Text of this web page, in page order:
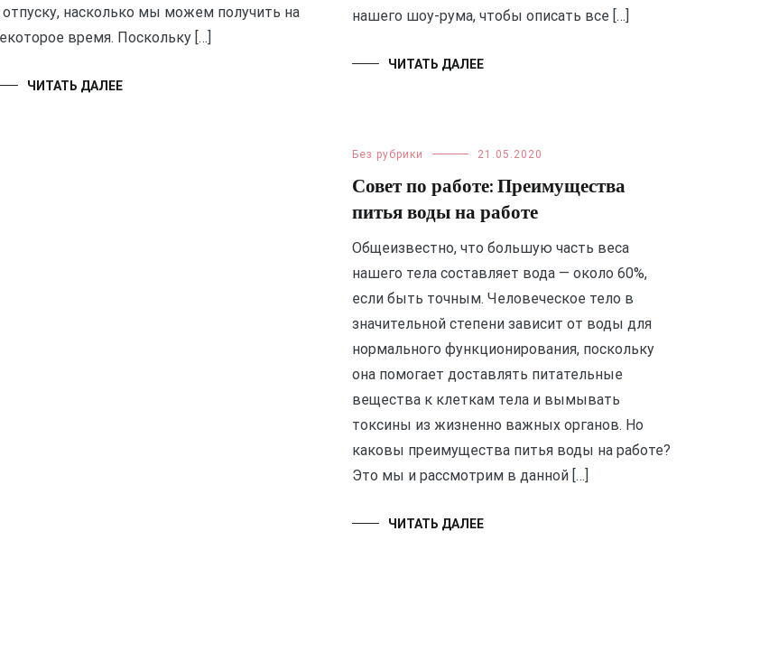
отпуску, насколько мы можем получить на
время. Поскольку […]
ЧИТАТЬ ДАЛЕЕ
нашего шоу-рума, чтобы описать все […]
ЧИТАТЬ ДАЛЕЕ
Без рубрики 21.05.2020
Совет по работе: Преимущества
питья воды на работе
Общеизвестно, что большую часть веса
нашего тела составляет вода — около 60%,
если быть точным. Человеческое тело в
значительной степени зависит от воды для
нормального функционирования, поскольку
она помогает доставлять питательные
вещества к клеткам тела и вымывать
токсины из жизненно важных органов. Но
каковы преимущества питья воды на работе?
Это мы и рассмотрим в данной […]
ЧИТАТЬ ДАЛЕЕ